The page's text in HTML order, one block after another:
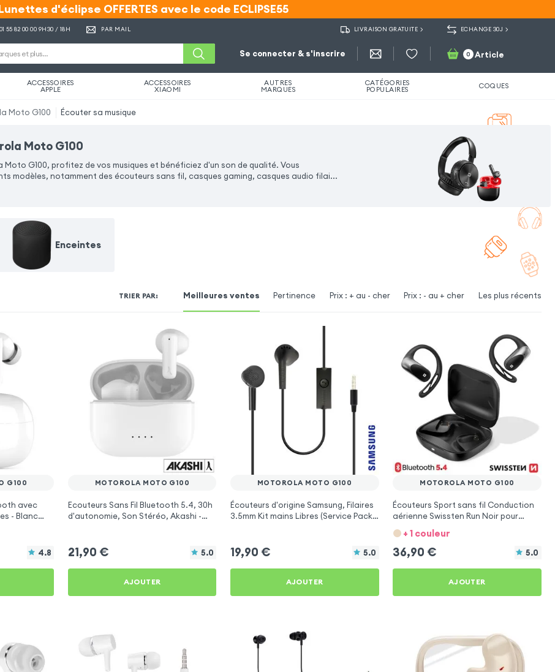
d'éclipse OFFERTES avec le code ECLIPSE55
Lunettes d'éclipse OFFERTES avec le code ECLIPSE55
01 55 82 00 00 9H30 / 18H PAR MAIL LIVRAISON GRATUITE ECHANGE 30J
Se connecter & s'inscrire 0 Article
ACCESSOIRES
APPLE
ACCESSOIRES
XIAOMI
AUTRES
MARQUES
CATÉGORIES
POPULAIRES COQUES
Moto G100 Écouter sa musique
Moto G100
G100, profitez de vos musiques et bénéficiez d'un son de qualité. Vous
modèles, notamment des écouteurs sans fil, casques gaming, casques audio filai...
Enceintes
TRIER PAR: Meilleures ventes Pertinence Prix : + au - cher Prix : - au + cher Les plus récents
G100
avec
- Blanc
4.8
MOTOROLA MOTO G100
Ecouteurs Sans Fil Bluetooth 5.4, 30h
d'autonomie, Son Stéréo, Akashi -
21,90 € 5.0
AJOUTER
MOTOROLA MOTO G100
Écouteurs d'origine Samsung, Filaires
3.5mm Kit mains Libres (Service Pack)
19,90 € 5.0
AJOUTER
MOTOROLA MOTO G100
Écouteurs Sport sans fil Conduction
aérienne Swissten Run Noir pour
Motorola Moto G100
+ 1 couleur
36,90 € 5.0
AJOUTER